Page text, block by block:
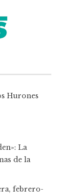
Hurones
La
de la
febrero-